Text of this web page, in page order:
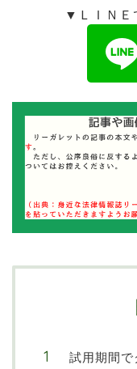
▼ＬＩＮＥ
試用期間